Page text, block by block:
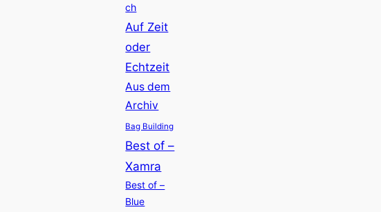
ch
Auf Zeit
oder
Echtzeit
Aus dem
Archiv
Bag Building
Best of –
Xamra
Best of –
Blue